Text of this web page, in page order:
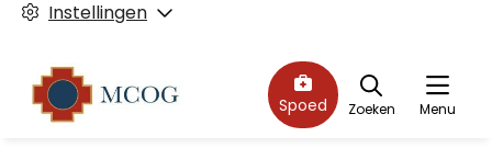
Instellingen
Menu
Spoed Zoeken